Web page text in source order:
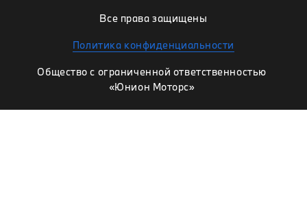
Все права защищены
Политика конфиденциальности
Общество с ограниченной ответственностью
«Юнион Моторс»